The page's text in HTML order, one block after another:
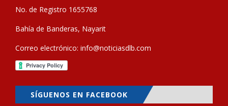
No. de Registro 1655768
Bahía de Banderas, Nayarit
Correo electrónico: info@noticiasdlb.com
SÍGUENOS EN FACEBOOK